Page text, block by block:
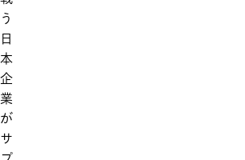
う
日
本
企
業
が
サ